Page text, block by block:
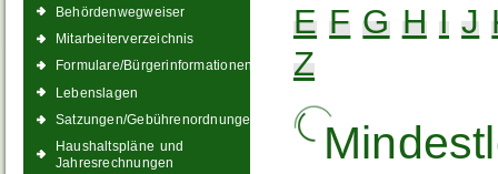
Behördenwegweiser
Mitarbeiterverzeichnis
Formulare/Bürgerinformationen
Lebenslagen
Satzungen/Gebührenordnungen
Haushaltspläne und
Jahresrechnungen
E F G H I J
Z